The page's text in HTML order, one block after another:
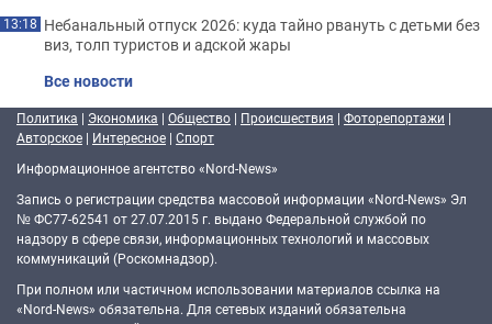
13:18 Небанальный отпуск 2026: куда тайно рвануть с детьми без
виз, толп туристов и адской жары
Все новости
Политика | Экономика | Общество | Происшествия | Фоторепортажи |
Авторское | Интересное | Спорт
Информационное агентство «Nord-News»
Запись о регистрации средства массовой информации «Nord-News» Эл
№ ФС77-62541 от 27.07.2015 г. выдано Федеральной службой по
надзору в сфере связи, информационных технологий и массовых
коммуникаций (Роскомнадзор).
При полном или частичном использовании материалов ссылка на
«Nord-News» обязательна. Для сетевых изданий обязательна